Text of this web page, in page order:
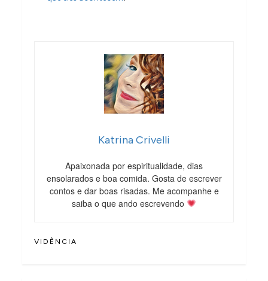
Katrina Crivelli
Apaixonada por espiritualidade, dias
ensolarados e boa comida. Gosta de escrever
contos e dar boas risadas. Me acompanhe e
saiba o que ando escrevendo
VIDÊNCIA